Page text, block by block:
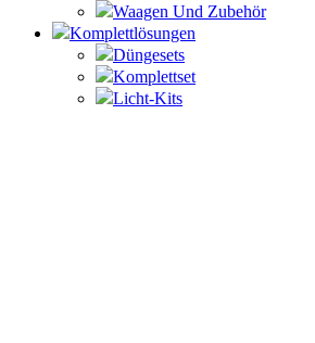
Waagen Und Zubehör
Komplettlösungen
Düngesets
Komplettset
Licht-Kits